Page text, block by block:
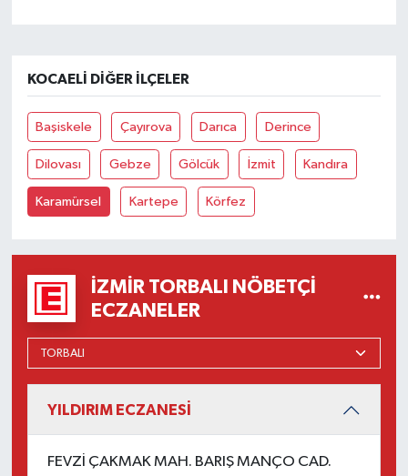
KOCAELI DIĞER İLÇELER
Başiskele Çayırova Darıca Derince
Dilovası Gebze Gölcük İzmit Kandıra
Karamürsel Kartepe Körfez
İZMIR TORBALI NÖBETÇI
ECZANELER
YILDIRIM ECZANESİ
FEVZİ ÇAKMAK MAH. BARIŞ MANÇO CAD.